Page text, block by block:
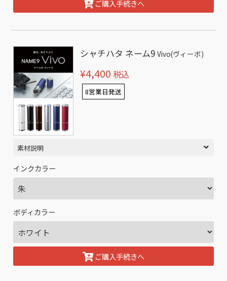
ご購入手続きへ
シャチハタ ネーム9Vivo(ヴィーボ)
¥4,400 税込
8営業日発送
素材説明
インクカラー
ボディカラー
ご購入手続きへ